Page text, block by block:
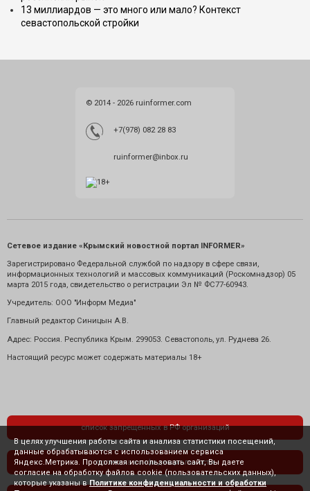
13 миллиардов — это много или мало? Контекст
севастопольской стройки
© 2014 - 2026 ruinformer.com
+7(978) 082 28 83
ruinformer@inbox.ru
Сетевое издание «Крымский новостной портал INFORMER»
Зарегистрировано Федеральной службой по надзору в сфере связи,
информационных технологий и массовых коммуникаций (Роскомнадзор) 05
марта 2015 года, свидетельство о регистрации Эл № ФС77-60943.
Учредитель: ООО "Информ Медиа"
Главный редактор Синицын А.В.
Адрес: Россия. Республика Крым. 299053. Севастополь, ул. Руднева 26.
Настоящий ресурс может содержать материалы 18+
список запрещенных в РФ организаций
политика конфиденциальности
В целях улучшения работы сайта и анализа статистики посещений,
данные обрабатываются с использованием сервиса
Яндекс.Метрика. Продолжая использовать сайт, Вы даете
согласие на обработку файлов cookie (пользовательских данных),
которые указаны в Политике конфиденциальности и обработки